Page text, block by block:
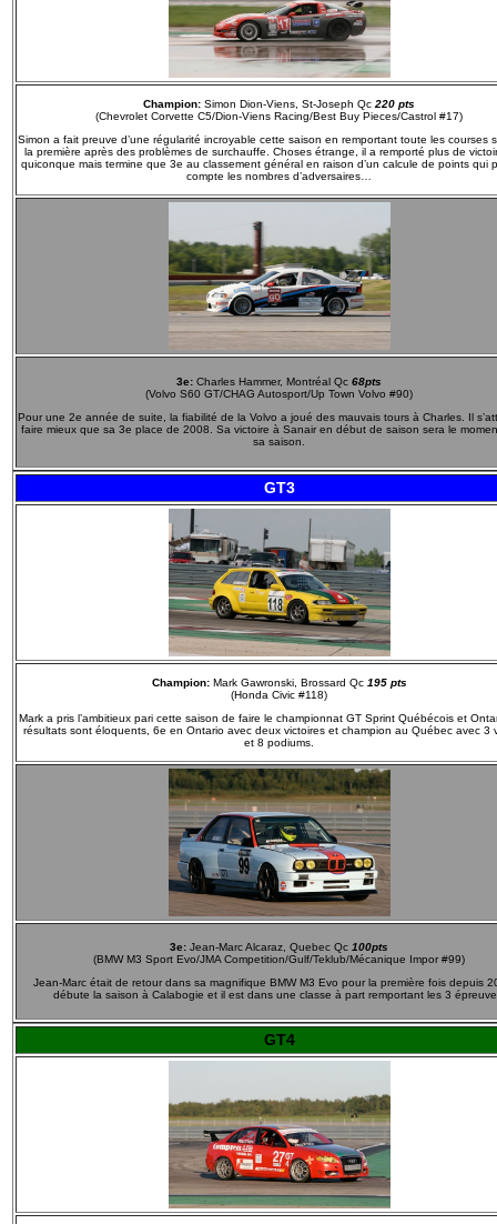
Champion: Simon Dion-Viens, St-Joseph Qc 220 pts
(Chevrolet Corvette C5/Dion-Viens Racing/Best Buy Pieces/Castrol #17)
Simon a fait preuve d’une régularité incroyable cette saison en remportant toute les courses
la première après des problèmes de surchauffe. Choses étrange, il a remporté plus de
quiconque mais termine que 3e au classement général en raison d’un calcule de points qui
compte les nombres d’adversaires…
3e: Charles Hammer, Montréal Qc 68pts
(Volvo S60 GT/CHAG Autosport/Up Town Volvo #90)
Pour une 2e année de suite, la fiabilité de la Volvo a joué des mauvais tours à Charles. Il
faire mieux que sa 3e place de 2008. Sa victoire à Sanair en début de saison sera le
sa saison.
GT3
Champion:Mark Gawronski, Brossard Qc 195 pts
(Honda Civic #118)
Mark a pris l’ambitieux pari cette saison de faire le championnat GT Sprint Québécois et
résultats sont éloquents, 6e en Ontario avec deux victoires et champion au Québec avec 3
et 8 podiums.
3e: Jean-Marc Alcaraz, Quebec Qc 100pts
(BMW M3 Sport Evo/JMA Competition/Gulf/Teklub/Mécanique Impor #99)
Jean-Marc était de retour dans sa magnifique BMW M3 Evo pour la première fois depuis
débute la saison à Calabogie et il est dans une classe à part remportant les 3
GT4